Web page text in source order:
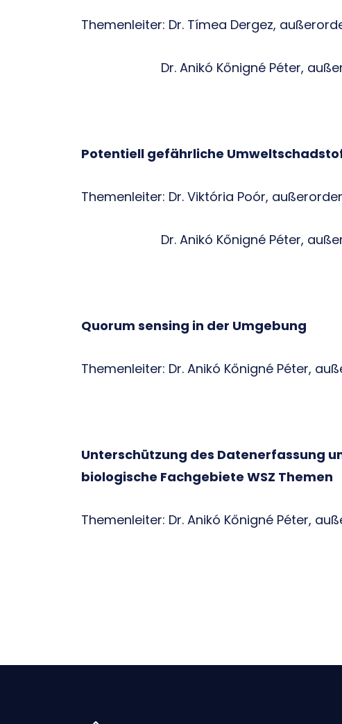
Themenleiter: Dr. Tímea Dergez,
Dr. Anikó Kőnigné Péter,
Potentiell gefährliche
Themenleiter: Dr. Viktória Poór,
Dr. Anikó Kőnigné Péter,
Quorum sensing in der Umgebung
Themenleiter: Dr. Anikó Kőnigné Péter,
Unterschützung des Datenerfassung
biologische Fachgebiete WSZ Themen
Themenleiter: Dr. Anikó Kőnigné Péter,